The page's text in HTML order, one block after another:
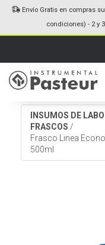
Envío Gratis en compras
condiciones) - 2 y
INSUMOS DE
FRASCOS /
Frasco Linea
500ml